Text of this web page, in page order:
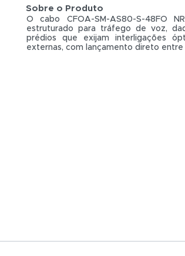
Sobre o Produto
O cabo CFOA-SM-AS80-S-48FO
estruturado para tráfego de voz,
prédios que exijam interligações
externas, com lançamento direto